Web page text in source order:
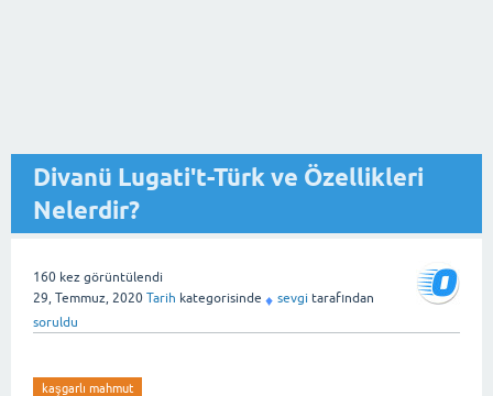
Divanü Lugati't-Türk ve Özellikleri
Nelerdir?
160 kez görüntülendi
29, Temmuz, 2020 Tarih kategorisinde ♦ sevgi tarafından
soruldu
kaşgarlı mahmut